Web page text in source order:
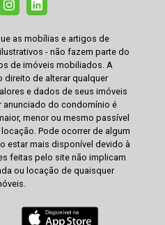
as mobílias e artigos de
- não fazem parte do
de imóveis mobiliados. A
direito de alterar qualquer
e dados de seus imóveis
anunciado do condomínio é
menor ou mesmo passível
Pode ocorrer de algum
estar mais disponível devido à
feitas pelo site não implicam
ou locação de quaisquer